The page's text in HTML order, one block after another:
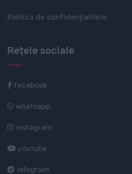
Politica de confidențialitate
Rețele sociale
facebook
whatsapp
instagram
youtube
telegram